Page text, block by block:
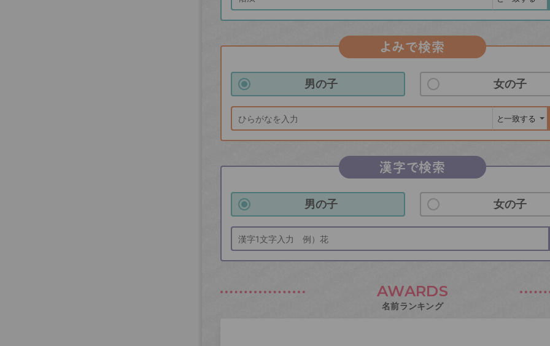
よみで検索
男の子 女の子
漢字で検索
男の子 女の子
AWARDS
名前ランキング